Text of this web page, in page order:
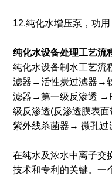
12.纯化水增压泵，功用
纯化水设备处理工艺流
纯化水设备制水工艺
滤器→活性炭过滤器→
滤器→第一级反渗透
级反渗透(反渗透膜表
紫外线杀菌器→ 微孔过
在纯水及浓水中离子交
技术和专利的关键。一